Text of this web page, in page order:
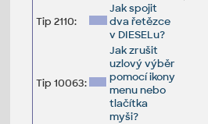
Tip 2110:
Jak spojit
dva řetězce
v DIESELu?
Tip 10063:
Jak zrušit
uzlový výběr
pomocí ikony
menu nebo
tlačítka
myši?